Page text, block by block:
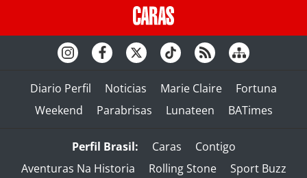
Diario Perfil Noticias Marie Claire
Fortuna
Weekend
Parabrisas Lunateen BATimes
Perfil Brasil: Caras
Contigo
Aventuras Na Historia
Rolling Stone
Sport Buzz